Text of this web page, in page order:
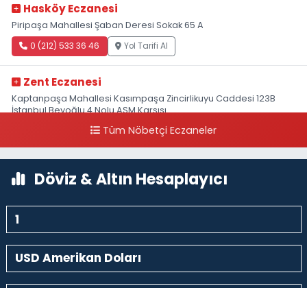
Hasköy Eczanesi
Piripaşa Mahallesi Şaban Deresi Sokak 65 A
0 (212) 533 36 46 Yol Tarifi Al
Zent Eczanesi
Kaptanpaşa Mahallesi Kasımpaşa Zincirlikuyu Caddesi 123B
İstanbul Beyoğlu 4 Nolu ASM Karşısı
0 (212) 297 96 92 Yol Tarifi Al
Tüm Nöbetçi Eczaneler
Döviz & Altın Hesaplayıcı